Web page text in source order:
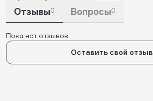
Отзывы0 Вопросы0
Пока нет отзывов
Оставить свой отзыв